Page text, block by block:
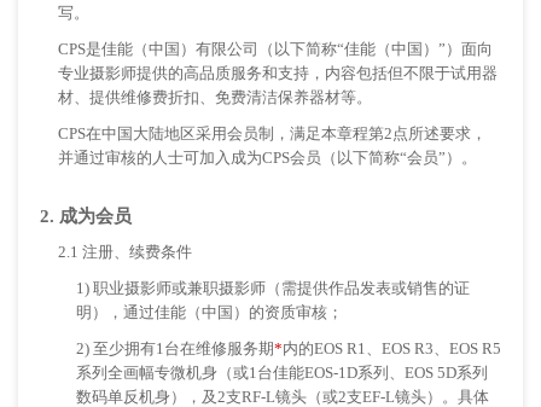
写。
CPS是佳能（中国）有限公司（以下简称“佳能（中国）”）面向
专业摄影师提供的高品质服务和支持，内容包括但不限于试用器
材、提供维修费折扣、免费清洁保养器材等。
CPS在中国大陆地区采用会员制，满足本章程第2点所述要求，
并通过审核的人士可加入成为CPS会员（以下简称“会员”）。
2. 成为会员
2.1 注册、续费条件
1) 职业摄影师或兼职摄影师（需提供作品发表或销售的证
明），通过佳能（中国）的资质审核；
2) 至少拥有1台在维修服务期*内的EOS R1、EOS R3、EOS R5
系列全画幅专微机身（或1台佳能EOS-1D系列、EOS 5D系列
数码单反机身），及2支RF-L镜头（或2支EF-L镜头）。具体